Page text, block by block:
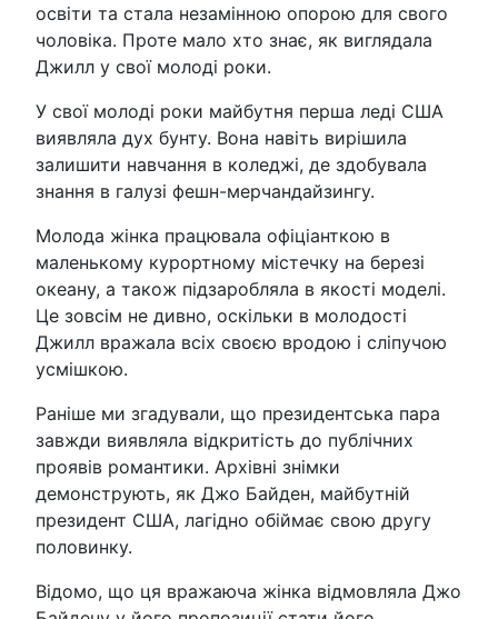
освіти та стала незамінною опорою для свого
чоловіка. Проте мало хто знає, як виглядала
Джилл у свої молоді роки.
У свої молоді роки майбутня перша леді США
виявляла дух бунту. Вона навіть вирішила
залишити навчання в коледжі, де здобувала
знання в галузі фешн-мерчандайзингу.
Молода жінка працювала офіціанткою в
маленькому курортному містечку на березі
океану, а також підзаробляла в якості моделі.
Це зовсім не дивно, оскільки в молодості
Джилл вражала всіх своєю вродою і сліпучою
усмішкою.
Раніше ми згадували, що президентська пара
завжди виявляла відкритість до публічних
проявів романтики. Архівні знімки
демонструють, як Джо Байден, майбутній
президент США, лагідно обіймає свою другу
половинку.
Відомо, що ця вражаюча жінка відмовляла Джо